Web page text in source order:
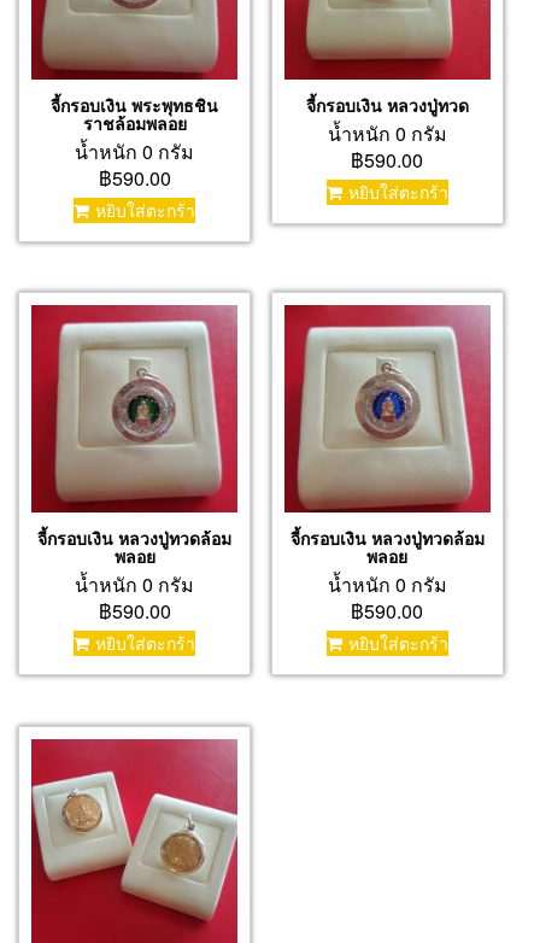
จี้กรอบเงิน พระพุทธชิน
ราชล้อมพลอย
น้ำหนัก 0 กรัม
฿590.00
หยิบใส่ตะกร้า
จี้กรอบเงิน หลวงปู่ทวด
น้ำหนัก 0 กรัม
฿590.00
หยิบใส่ตะกร้า
จี้กรอบเงิน หลวงปู่ทวดล้อม
พลอย
น้ำหนัก 0 กรัม
฿590.00
หยิบใส่ตะกร้า
จี้กรอบเงิน หลวงปู่ทวดล้อม
พลอย
น้ำหนัก 0 กรัม
฿590.00
หยิบใส่ตะกร้า